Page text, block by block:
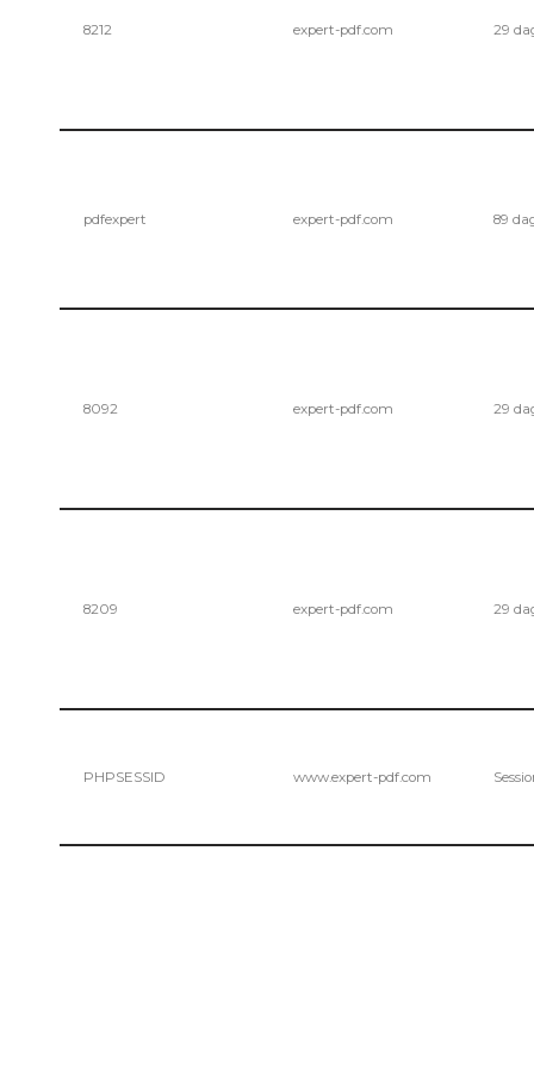
8212 expert-pdf.com 29
pdfexpert expert-pdf.com 89
8092 expert-pdf.com 29
8209 expert-pdf.com 29
PHPSESSID www.expert-pdf.com